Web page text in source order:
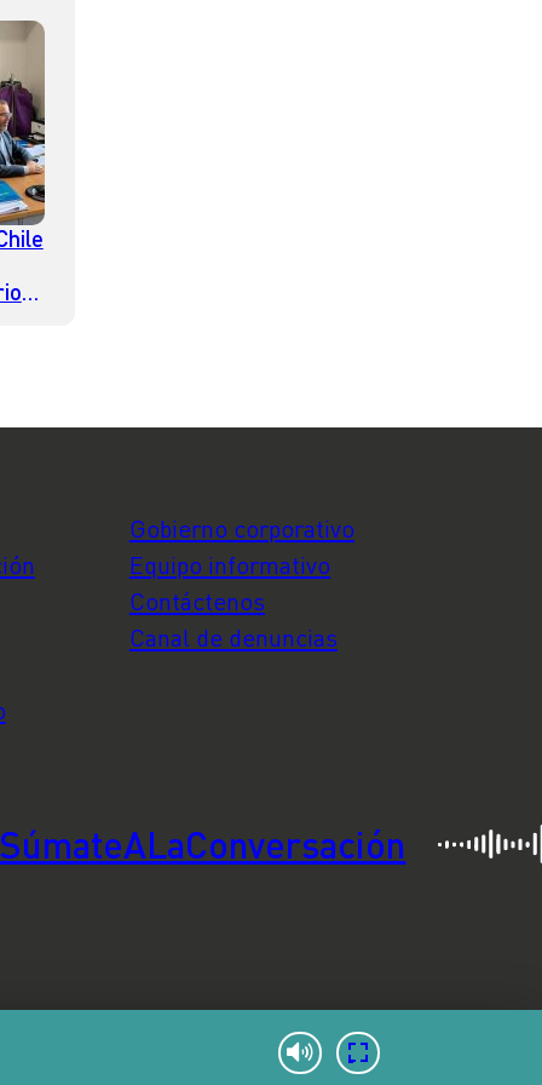
Gobierno corporativo
Equipo informativo
Contáctenos
Canal de denuncias
SúmateALaConversación